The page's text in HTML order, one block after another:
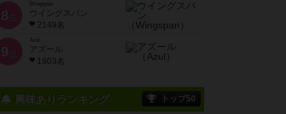
8 位
Wingspan
ウイングスパン
2149名
9 位
Azul
アズール
1903名
興味ありランキング トップ50